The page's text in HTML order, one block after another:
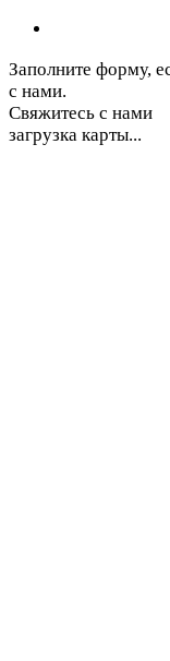
Заполните форму,
с нами.
Свяжитесь с нами
загрузка карты...